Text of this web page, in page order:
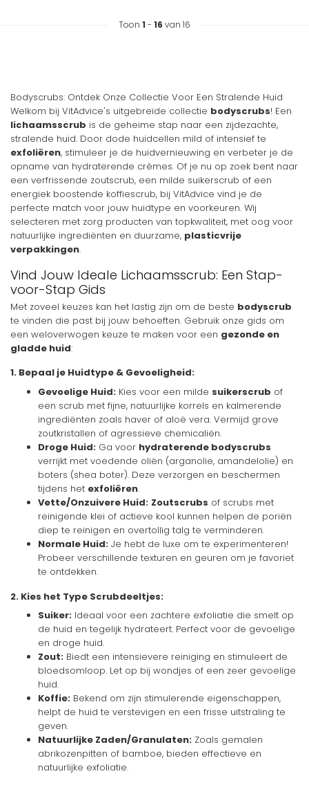
Toon 1 - 16 van 16
Bodyscrubs: Ontdek Onze Collectie Voor Een Stralende Huid
Welkom bij VitAdvice's uitgebreide collectie bodyscrubs! Een
lichaamsscrub is de geheime stap naar een zijdezachte,
stralende huid. Door dode huidcellen mild of intensief te
exfoliëren, stimuleer je de huidvernieuwing en verbeter je de
opname van hydraterende crèmes. Of je nu op zoek bent naar
een verfrissende zoutscrub, een milde suikerscrub of een
energiek boostende koffiescrub, bij VitAdvice vind je de
perfecte match voor jouw huidtype en voorkeuren. Wij
selecteren met zorg producten van topkwaliteit, met oog voor
natuurlijke ingrediënten en duurzame, plasticvrije
verpakkingen.
Vind Jouw Ideale Lichaamsscrub: Een Stap-
voor-Stap Gids
Met zoveel keuzes kan het lastig zijn om de beste bodyscrub
te vinden die past bij jouw behoeften. Gebruik onze gids om
een weloverwogen keuze te maken voor een gezonde en
gladde huid:
1. Bepaal je Huidtype & Gevoeligheid:
Gevoelige Huid: Kies voor een milde suikerscrub of
een scrub met fijne, natuurlijke korrels en kalmerende
ingrediënten zoals haver of aloë vera. Vermijd grove
zoutkristallen of agressieve chemicaliën.
Droge Huid: Ga voor hydraterende bodyscrubs
verrijkt met voedende oliën (arganolie, amandelolie) en
boters (shea boter). Deze verzorgen en beschermen
tijdens het exfoliëren.
Vette/Onzuivere Huid: Zoutscrubs of scrubs met
reinigende klei of actieve kool kunnen helpen de poriën
diep te reinigen en overtollig talg te verminderen.
Normale Huid: Je hebt de luxe om te experimenteren!
Probeer verschillende texturen en geuren om je favoriet
te ontdekken.
2. Kies het Type Scrubdeeltjes:
Suiker: Ideaal voor een zachtere exfoliatie die smelt op
de huid en tegelijk hydrateert. Perfect voor de gevoelige
en droge huid.
Zout: Biedt een intensievere reiniging en stimuleert de
bloedsomloop. Let op bij wondjes of een zeer gevoelige
huid.
Koffie: Bekend om zijn stimulerende eigenschappen,
helpt de huid te verstevigen en een frisse uitstraling te
geven.
Natuurlijke Zaden/Granulaten: Zoals gemalen
abrikozenpitten of bamboe, bieden effectieve en
natuurlijke exfoliatie.